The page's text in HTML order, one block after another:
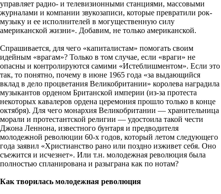
управляет радио- и телевизионными станциями, массовыми
журналами и компании звукозаписи, которые превратили рок-
музыку и ее исполнителей в могущественную силу
американской жизни». Добавим, не только американской.
Спрашивается, для чего «капиталистам» помогать своим
идейным «врагам»? Только в том случае, если «враги» не
опасны и контролируются самими «Истеблишментом». Если это
так, то понятно, почему в июне 1965 года «за выдающийся
вклад в дело процветания Великобритании» королева наградила
музыкантов орденом Британской империи (из-за протеста
некоторых кавалеров ордена церемония прошло только в конце
октября). Для чего монархия Великобритании — хранительница
морали и протестантской религии — удостоила такой чести
Джона Леннона, известного бунтаря и предводителя
молодежной революции 60-х годов, который летом следующего
года заявил «Христианство рано или поздно изживет себя. Оно
съежится и исчезнет». Или т.н. молодежная революция была
полностью спланирована и разыграна как по нотам?
Как творилась молодежная революция